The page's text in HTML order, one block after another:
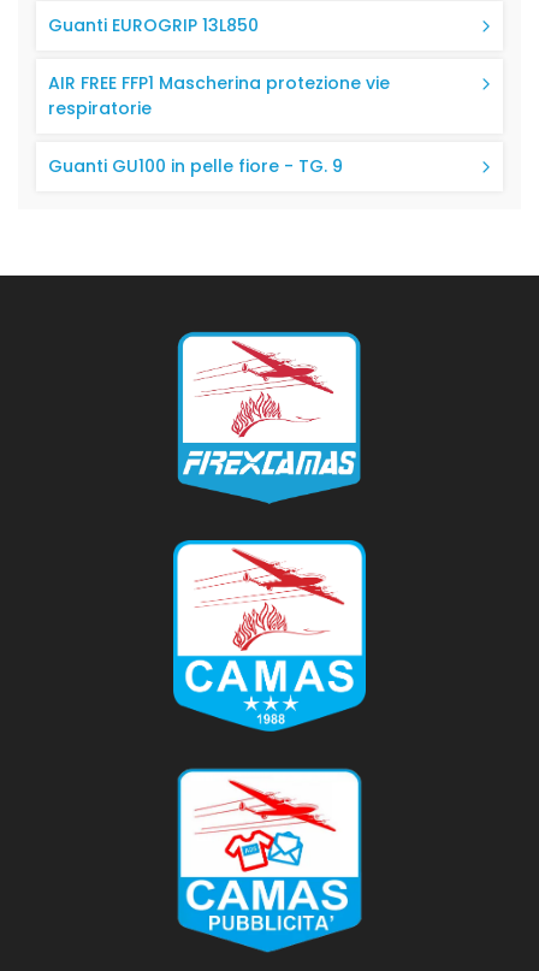
Guanti EUROGRIP 13L850
AIR FREE FFP1 Mascherina protezione vie
respiratorie
Guanti GU100 in pelle fiore - TG. 9